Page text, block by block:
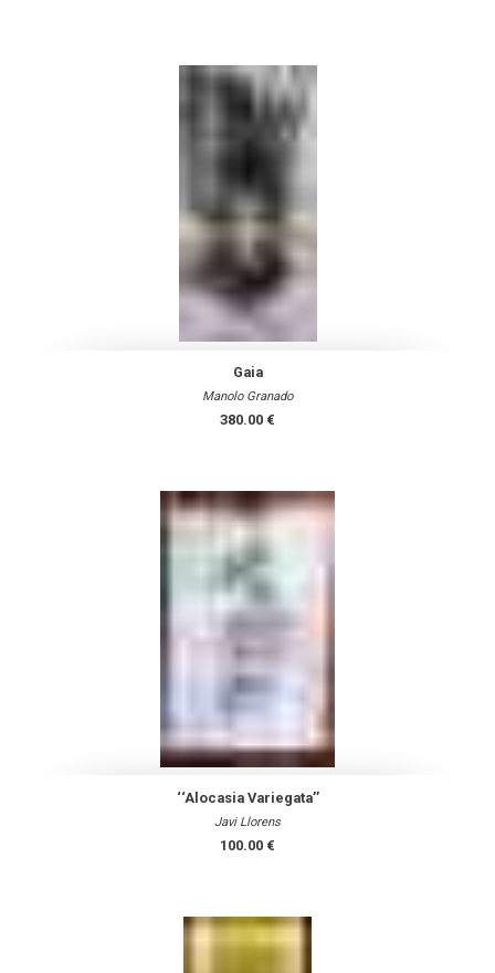
Gaia
Manolo Granado
380.00 €
‘‘Alocasia Variegata’’
Javi Llorens
100.00 €